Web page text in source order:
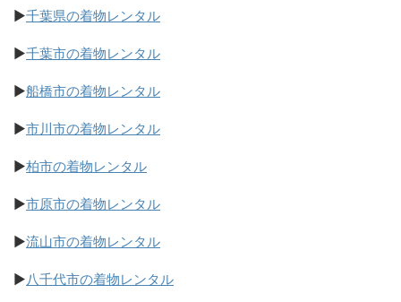
▶千葉県の着物レンタル
▶千葉市の着物レンタル
▶船橋市の着物レンタル
▶市川市の着物レンタル
▶柏市の着物レンタル
▶市原市の着物レンタル
▶流山市の着物レンタル
▶八千代市の着物レンタル